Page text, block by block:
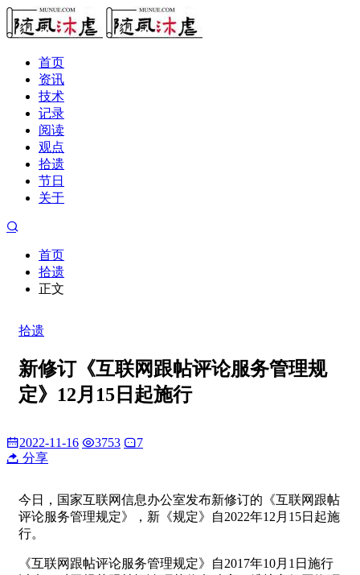
首页
资讯
技术
记录
阅读
观点
拾遗
节日
关于
首页
拾遗
正文
拾遗
新修订《互联网跟帖评论服务管理规
定》12月15日起施行
2022-11-16 3753
7
分享
今日，国家互联网信息办公室发布新修订的《互联网跟帖
评论服务管理规定》，新《规定》自2022年12月15日起施
行。
《互联网跟帖评论服务管理规定》自2017年10月1日施行